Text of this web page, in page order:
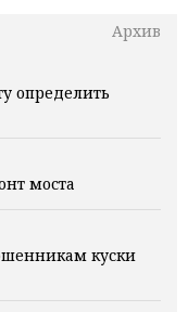
Архив
определить
моста
куски